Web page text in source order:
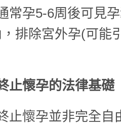
常孕5-6周後可見
排除宮外孕(可能
止懷孕的法律基礎
止懷孕並非完全自